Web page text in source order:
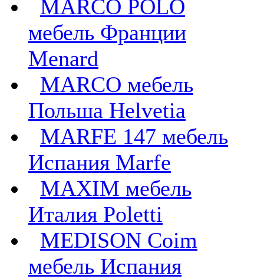
MARCO POLO
мебель Франции
Menard
MARCO мебель
Польша Helvetia
MARFE 147 мебель
Испания Marfe
MAXIM мебель
Италия Poletti
MEDISON Coim
мебель Испания